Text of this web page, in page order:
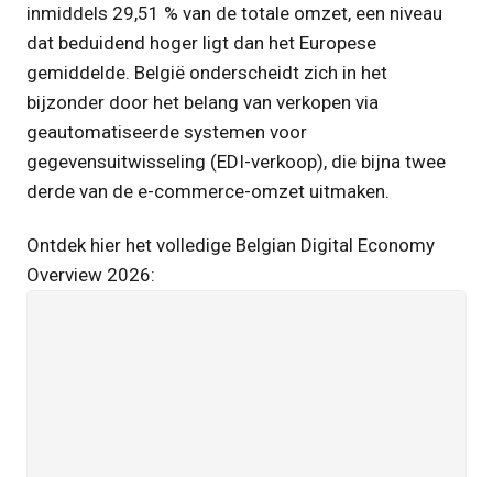
inmiddels 29,51 % van de totale omzet, een niveau
dat beduidend hoger ligt dan het Europese
gemiddelde. België onderscheidt zich in het
bijzonder door het belang van verkopen via
geautomatiseerde systemen voor
gegevensuitwisseling (EDI-verkoop), die bijna twee
derde van de e-commerce-omzet uitmaken.
Ontdek hier het volledige Belgian Digital Economy
Overview 2026: